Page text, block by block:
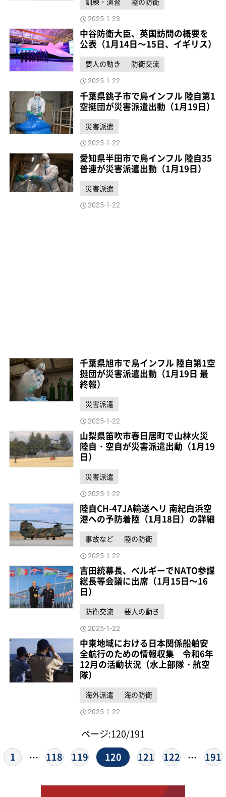
2025-1-23
中谷防衛大臣、英国訪問の概要を
公表（1月14日～15日、イギリス）
要人の動き 防衛交流
2025-1-22
千葉県銚子市で鳥インフル 陸自第1
空挺団が災害派遣出動（1月19日）
災害派遣
2025-1-22
愛知県半田市で鳥インフル 陸自35
普連が災害派遣出動（1月19日）
災害派遣
2025-1-22
千葉県旭市で鳥インフル 陸自第1空
挺団が災害派遣出動（1月19日 最
終報）
災害派遣
2025-1-22
山梨県笛吹市春日居町で山林火災
陸自・空自が災害派遣出動（1月19
日）
災害派遣
2025-1-22
陸自CH-47JA輸送ヘリ 南紀白浜空
港への予防着陸（1月18日）の詳細
事故など 陸の防衛
2025-1-22
吉田統幕長、ベルギーでNATO参謀
総長等会議に出席（1月15日～16
日）
防衛交流 要人の動き
2025-1-22
中東地域における日本関係船舶安
全航行のための情報収集 令和6年
12月の活動状況（水上部隊・航空
隊）
海外派遣 海の防衛
2025-1-22
ページ:120/191
1
… 118 119 120 121 122 … 191